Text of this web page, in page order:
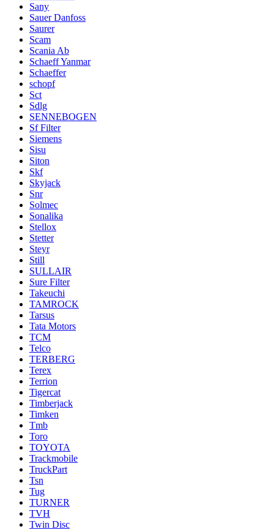
Sany
Sauer Danfoss
Saurer
Scam
Scania Ab
Schaeff Yanmar
Schaeffer
schopf
Sct
Sdlg
SENNEBOGEN
Sf Filter
Siemens
Sisu
Siton
Skf
Skyjack
Snr
Solmec
Sonalika
Stellox
Stetter
Steyr
Still
SULLAIR
Sure Filter
Takeuchi
TAMROCK
Tarsus
Tata Motors
TCM
Telco
TERBERG
Terex
Terrion
Tigercat
Timberjack
Timken
Tmb
Toro
TOYOTA
Trackmobile
TruckPart
Tsn
Tug
TURNER
TVH
Twin Disc